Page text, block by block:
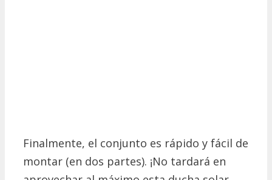
Finalmente, el conjunto es rápido y fácil de
montar (en dos partes). ¡No tardará en